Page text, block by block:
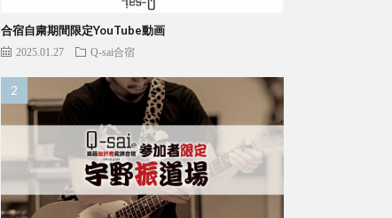
合宿自粛期間限定YouTube動画
2025.01.27 Q-sai合宿